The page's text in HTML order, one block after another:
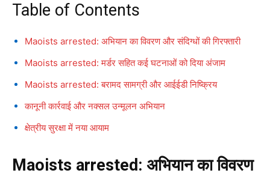
Table of Contents
Maoists arrested: अभियान का विवरण और संदिग्धों की गिरफ्तारी
Maoists arrested: मर्डर सहित कई घटनाओं को दिया अंजाम
Maoists arrested: बरामद सामग्री और आईईडी निष्क्रिय
कानूनी कार्रवाई और नक्सल उन्मूलन अभियान
क्षेत्रीय सुरक्षा में नया आयाम
Maoists arrested: अभियान का विवरण